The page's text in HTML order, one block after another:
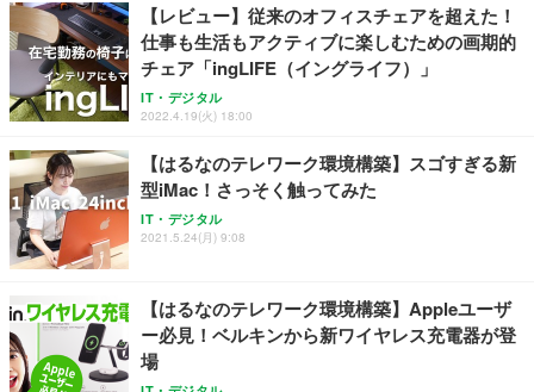
【レビュー】従来のオフィスチェアを超えた！
仕事も生活もアクティブに楽しむための画期的
チェア「ingLIFE（イングライフ）」
IT・デジタル
2022.4.19(火) 18:00
【はるなのテレワーク環境構築】スゴすぎる新
型iMac！さっそく触ってみた
IT・デジタル
2021.5.24(月) 9:08
【はるなのテレワーク環境構築】Appleユーザ
ー必見！ベルキンから新ワイヤレス充電器が登
場